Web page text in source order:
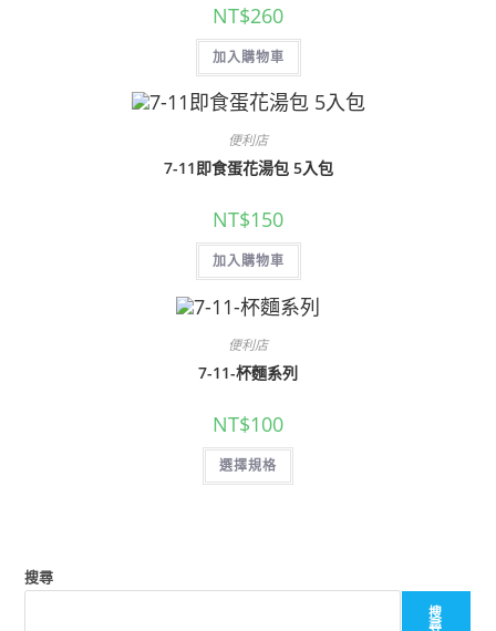
NT$260
加入購物車
便利店
7-11即食蛋花湯包 5入包
NT$150
加入購物車
便利店
7-11-杯麵系列
NT$100
選擇規格
搜尋
搜
尋